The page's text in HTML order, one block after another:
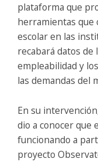
plataforma que
herramientas que
escolar en las
recabará datos
empleabilidad y
las demandas del
En su
dio a conocer que
funcionando a
proyecto